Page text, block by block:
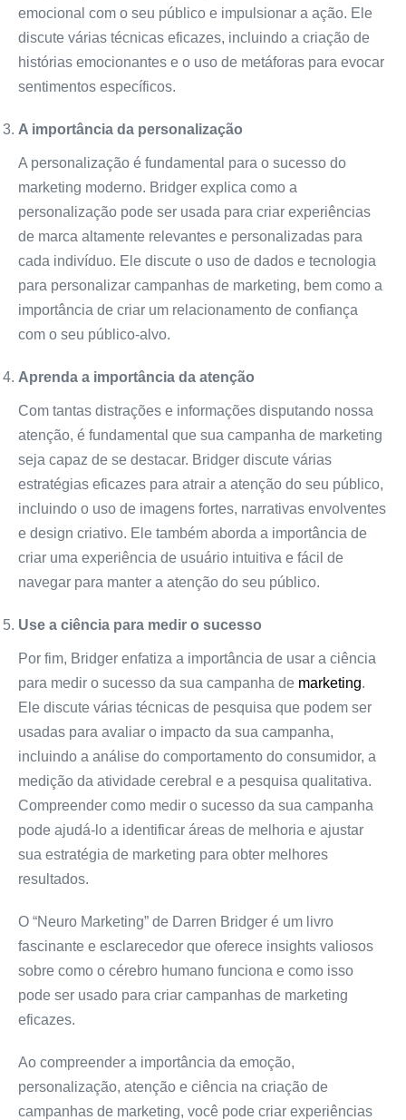
emocional com o seu público e impulsionar a ação. Ele
discute várias técnicas eficazes, incluindo a criação de
histórias emocionantes e o uso de metáforas para evocar
sentimentos específicos.
A importância da personalização
A personalização é fundamental para o sucesso do
marketing moderno. Bridger explica como a
personalização pode ser usada para criar experiências
de marca altamente relevantes e personalizadas para
cada indivíduo. Ele discute o uso de dados e tecnologia
para personalizar campanhas de marketing, bem como a
importância de criar um relacionamento de confiança
com o seu público-alvo.
Aprenda a importância da atenção
Com tantas distrações e informações disputando nossa
atenção, é fundamental que sua campanha de marketing
seja capaz de se destacar. Bridger discute várias
estratégias eficazes para atrair a atenção do seu público,
incluindo o uso de imagens fortes, narrativas envolventes
e design criativo. Ele também aborda a importância de
criar uma experiência de usuário intuitiva e fácil de
navegar para manter a atenção do seu público.
Use a ciência para medir o sucesso
Por fim, Bridger enfatiza a importância de usar a ciência
para medir o sucesso da sua campanha de marketing.
Ele discute várias técnicas de pesquisa que podem ser
usadas para avaliar o impacto da sua campanha,
incluindo a análise do comportamento do consumidor, a
medição da atividade cerebral e a pesquisa qualitativa.
Compreender como medir o sucesso da sua campanha
pode ajudá-lo a identificar áreas de melhoria e ajustar
sua estratégia de marketing para obter melhores
resultados.
O “Neuro Marketing” de Darren Bridger é um livro
fascinante e esclarecedor que oferece insights valiosos
sobre como o cérebro humano funciona e como isso
pode ser usado para criar campanhas de marketing
eficazes.
Ao compreender a importância da emoção,
personalização, atenção e ciência na criação de
campanhas de marketing, você pode criar experiências